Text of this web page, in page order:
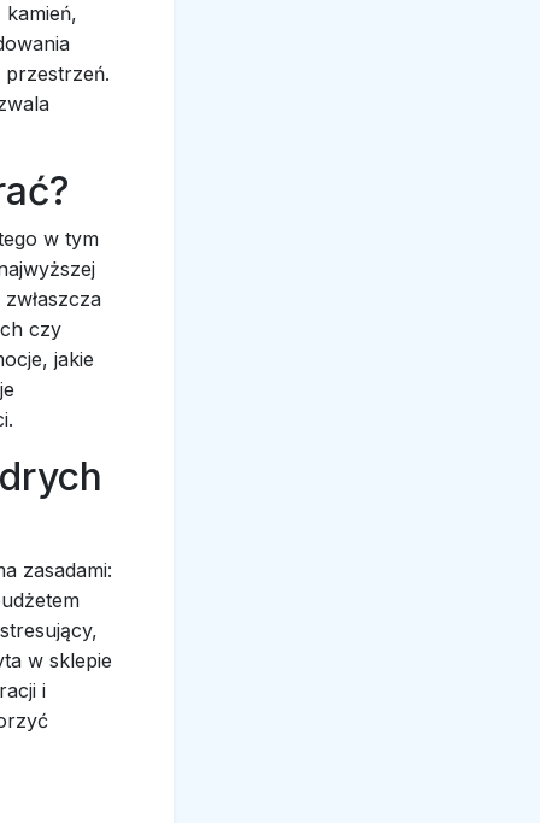
w tym
czy
jakie
zasadami:
w sklepie
i